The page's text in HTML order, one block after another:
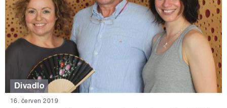
Divadlo
16. červen 2019